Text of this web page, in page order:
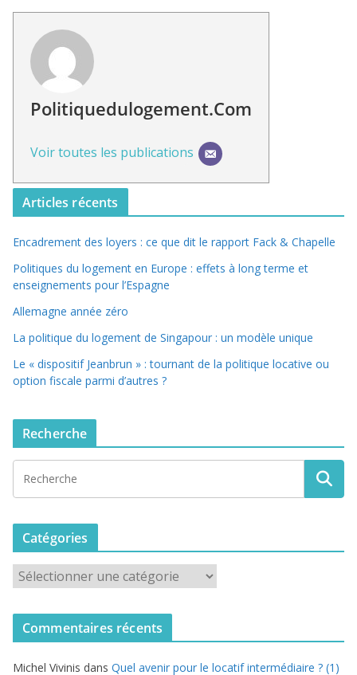
Politiquedulogement.com
Voir toutes les publications
Articles récents
Encadrement des loyers : ce que dit le rapport Fack & Chapelle
Politiques du logement en Europe : effets à long terme et
enseignements pour l’Espagne
Allemagne année zéro
La politique du logement de Singapour : un modèle unique
Le « dispositif Jeanbrun » : tournant de la politique locative ou
option fiscale parmi d’autres ?
Recherche
Catégories
t
Commentaires récents
Michel Vivinis dans Quel avenir pour le locatif intermédiaire ? (1)